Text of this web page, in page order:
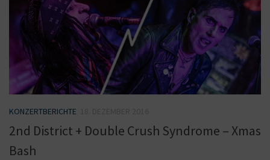
KONZERTBERICHTE
2nd District + Double Crush Syndrome – Xmas
Bash